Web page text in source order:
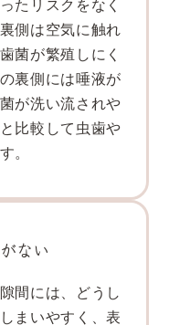
たリスクをなく
側は空気に触れ
菌が繁殖しにく
裏側には唾液が
が洗い流されや
比較して虫歯や
。
ない
間には、どうし
まいやすく、表